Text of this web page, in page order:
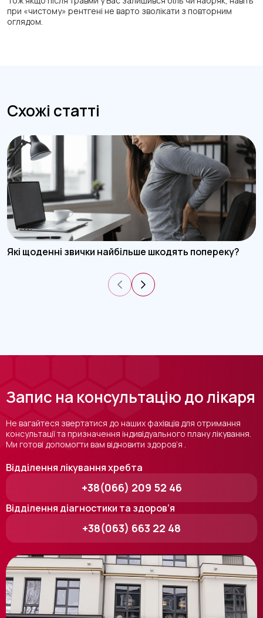
при «чистому» рентгені не варто зволікати з повторним
оглядом.
Схожі статті
Які щоденні звички найбільше шкодять попереку?
Запис на консультацію до лікаря
Не вагайтеся звертатися до наших фахівців для отримання
консультації та призначення індивідуального плану лікування.
Ми готові допомогти вам відновити здоров’я .
Відділення лікування хребта
+38(066) 209 52 46
Відділення діагностики та здоров’я
+38(063) 663 22 48